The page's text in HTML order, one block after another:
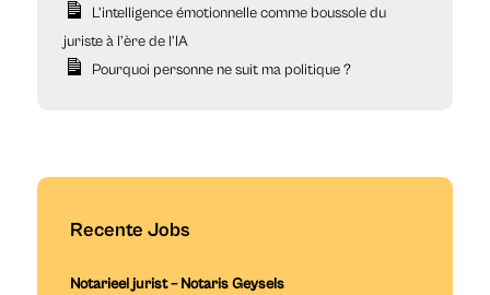
L’intelligence émotionnelle comme boussole du
juriste à l’ère de l’IA
Pourquoi personne ne suit ma politique ?
Recente Jobs
Notarieel jurist – Notaris Geysels